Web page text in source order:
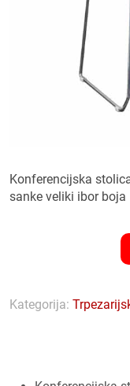
Konferencijska
sanke veliki ibor boja
Kategorija: